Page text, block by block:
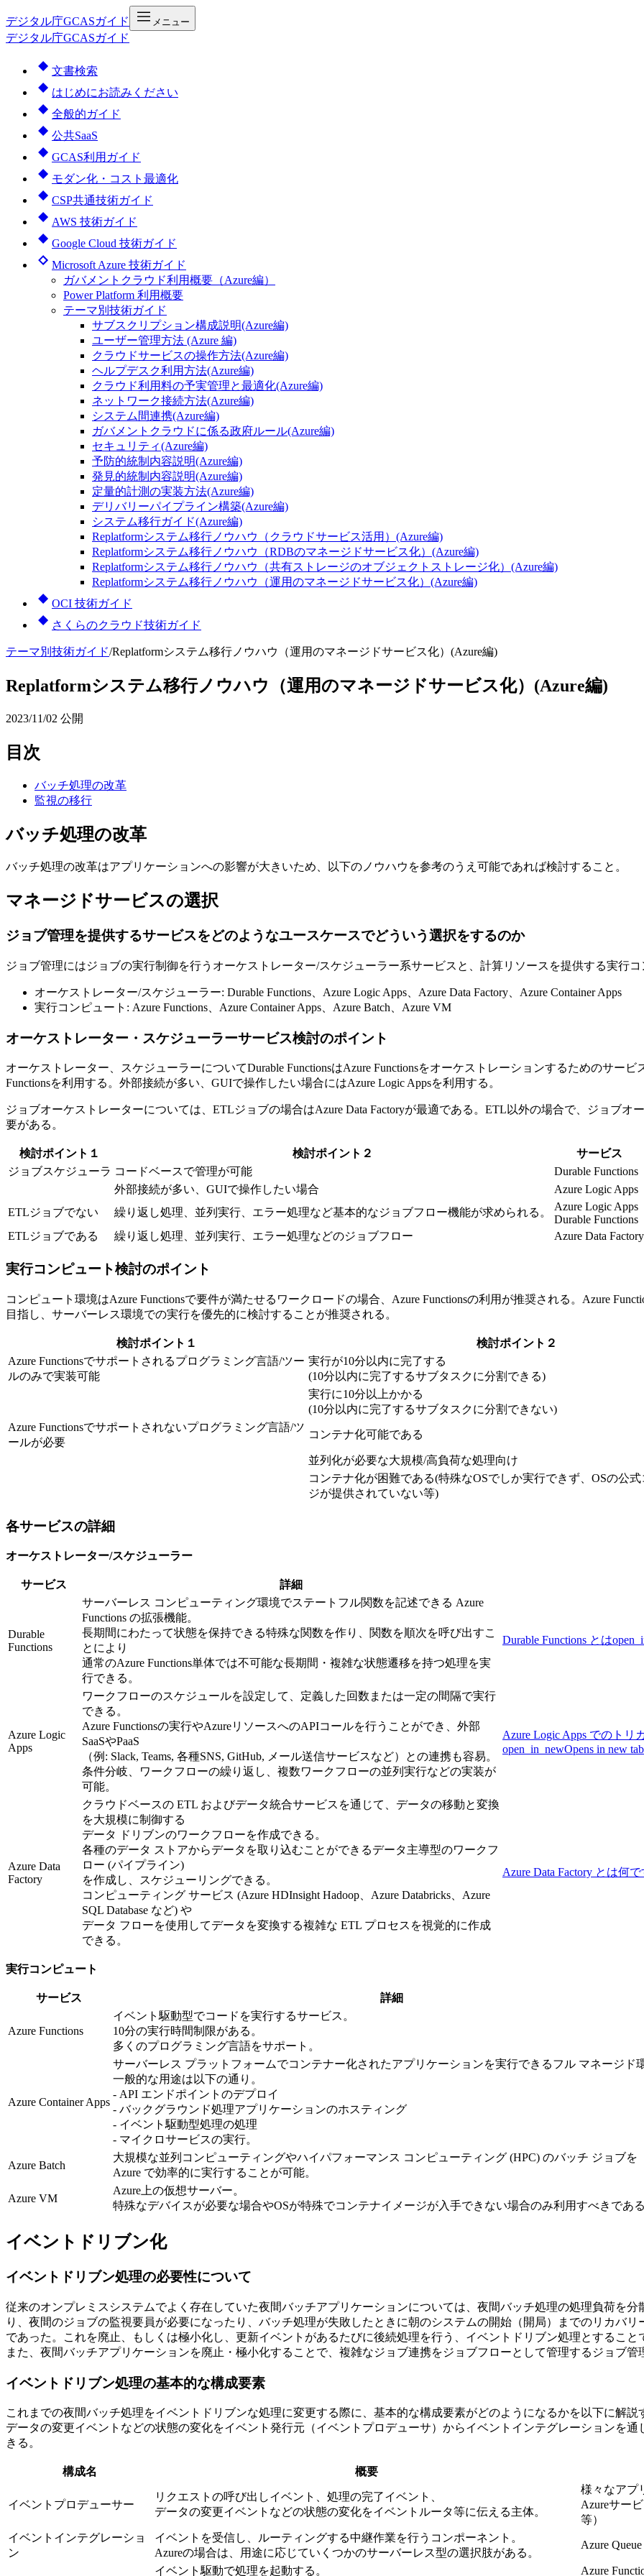
デジタル庁GCASガイド メニュー
デジタル庁GCASガイド
文書検索
はじめにお読みください
全般的ガイド
公共SaaS
GCAS利用ガイド
モダン化・コスト最適化
CSP共通技術ガイド
AWS 技術ガイド
Google Cloud 技術ガイド
Microsoft Azure 技術ガイド
ガバメントクラウド利用概要（Azure編）
Power Platform 利用概要
テーマ別技術ガイド
サブスクリプション構成説明(Azure編)
ユーザー管理方法 (Azure 編)
クラウドサービスの操作方法(Azure編)
ヘルプデスク利用方法(Azure編)
クラウド利用料の予実管理と最適化(Azure編)
ネットワーク接続方法(Azure編)
システム間連携(Azure編)
ガバメントクラウドに係る政府ルール(Azure編)
セキュリティ(Azure編)
予防的統制内容説明(Azure編)
発見的統制内容説明(Azure編)
定量的計測の実装方法(Azure編)
デリバリーパイプライン構築(Azure編)
システム移行ガイド(Azure編)
Replatformシステム移行ノウハウ（クラウドサービス活用）(Azure編)
Replatformシステム移行ノウハウ（RDBのマネージドサービス化）(Azure編)
Replatformシステム移行ノウハウ（共有ストレージのオブジェクトストレージ化）(Azure編)
Replatformシステム移行ノウハウ（運用のマネージドサービス化）(Azure編)
OCI 技術ガイド
さくらのクラウド技術ガイド
テーマ別技術ガイド/Replatformシステム移行ノウハウ（運用のマネージドサービス化）(Azure編)
Replatformシステム移行ノウハウ（運用のマネージドサービス化）(Azure編)
2023/11/02 公開
目次
バッチ処理の改革
監視の移行
バッチ処理の改革
バッチ処理の改革はアプリケーションへの影響が大きいため、以下のノウハウを参考のうえ可能であれば検討すること。
マネージドサービスの選択
ジョブ管理を提供するサービスをどのようなユースケースでどういう選択をするのか
ジョブ管理にはジョブの実行制御を行うオーケストレーター/スケジューラー系サービスと、計算リソースを提供する実行コ
オーケストレーター/スケジューラー: Durable Functions、Azure Logic Apps、Azure Data Factory、Azure Container Apps
実行コンピュート: Azure Functions、Azure Container Apps、Azure Batch、Azure VM
オーケストレーター・スケジューラーサービス検討のポイント
オーケストレーター、スケジューラーについてDurable FunctionsはAzure Functionsをオーケストレーションするためのサー
Functionsを利用する。外部接続が多い、GUIで操作したい場合にはAzure Logic Appsを利用する。
ジョブオーケストレーターについては、ETLジョブの場合はAzure Data Factoryが最適である。ETL以外の場合で、ジョブオ
要がある。
検討ポイント１ 検討ポイント２
サービス
ジョブスケジューラ コードベースで管理が可能
Durable Functions
外部接続が多い、GUIで操作したい場合
Azure Logic Apps
ETLジョブでない
繰り返し処理、並列実行、エラー処理など基本的なジョブフロー機能が求められる。
Azure Logic Apps
Durable Functions
ETLジョブである
繰り返し処理、並列実行、エラー処理などのジョブフロー Azure Data Factory
実行コンピュート検討のポイント
コンピュート環境はAzure Functionsで要件が満たせるワークロードの場合、Azure Functionsの利用が推奨される。Azure
目指し、サーバーレス環境での実行を優先的に検討することが推奨される。
検討ポイント１ 検討ポイント２
Azure Functionsでサポートされるプログラミング言語/ツー
ルのみで実装可能
実行が10分以内に完了する
(10分以内に完了するサブタスクに分割できる)
実行に10分以上かかる
(10分以内に完了するサブタスクに分割できない)
Azure Functionsでサポートされないプログラミング言語/ツ
ールが必要
コンテナ化可能である
並列化が必要な大規模/高負荷な処理向け
コンテナ化が困難である(特殊なOSでしか実行できず、OSの公
ジが提供されていない等)
各サービスの詳細
オーケストレーター/スケジューラー
サービス 詳細
Durable
Functions
サーバーレス コンピューティング環境でステートフル関数を記述できる Azure
Functions の拡張機能。
長期間にわたって状態を保持できる特殊な関数を作り、関数を順次を呼び出すこ
とにより
通常のAzure Functions単体では不可能な長期間・複雑な状態遷移を持つ処理を実
行できる。
Durable Functions とは
Azure Logic
Apps
ワークフローのスケジュールを設定して、定義した回数または一定の間隔で実行
できる。
Azure Functionsの実行やAzureリソースへのAPIコールを行うことができ、外部
SaaSやPaaS
（例: Slack, Teams, 各種SNS, GitHub, メール送信サービスなど）との連携も容易。
条件分岐、ワークフローの繰り返し、複数ワークフローの並列実行などの実装が
可能。
Azure Logic Apps でのト
open_in_newOpens in new tab
Azure Data
Factory
クラウドベースの ETL およびデータ統合サービスを通じて、データの移動と変換
を大規模に制御する
データ ドリブンのワークフローを作成できる。
各種のデータ ストアからデータを取り込むことができるデータ主導型のワークフ
ロー (パイプライン)
を作成し、スケジューリングできる。
コンピューティング サービス (Azure HDInsight Hadoop、Azure Databricks、Azure
SQL Database など) や
データ フローを使用してデータを変換する複雑な ETL プロセスを視覚的に作成
できる。
Azure Data Factory とは何で
実行コンピュート
サービス 詳細
Azure Functions
イベント駆動型でコードを実行するサービス。
10分の実行時間制限がある。
多くのプログラミング言語をサポート。
Azure Container Apps
サーバーレス プラットフォームでコンテナー化されたアプリケーションを実行できるフル マネージド
一般的な用途は以下の通り。
- API エンドポイントのデプロイ
- バックグラウンド処理アプリケーションのホスティング
- イベント駆動型処理の処理
- マイクロサービスの実行。
Azure Batch
大規模な並列コンピューティングやハイパフォーマンス コンピューティング (HPC) のバッチ ジョブを
Azure で効率的に実行することが可能。
Azure VM
Azure上の仮想サーバー。
特殊なデバイスが必要な場合やOSが特殊でコンテナイメージが入手できない場合のみ利用すべきである
イベントドリブン化
イベントドリブン処理の必要性について
従来のオンプレミスシステムでよく存在していた夜間バッチアプリケーションについては、夜間バッチ処理の処理負荷を
り、夜間のジョブの監視要員が必要になったり、バッチ処理が失敗したときに朝のシステムの開始（開局）までのリカバ
であった。これを廃止、もしくは極小化し、更新イベントがあるたびに後続処理を行う、イベントドリブン処理とするこ
また、夜間バッチアプリケーションを廃止・極小化することで、複雑なジョブ連携をジョブフローとして管理するジョブ管
イベントドリブン処理の基本的な構成要素
これまでの夜間バッチ処理をイベントドリブンな処理に変更する際に、基本的な構成要素がどのようになるかを以下に解
データの変更イベントなどの状態の変化をイベント発行元（イベントプロデューサ）からイベントインテグレーションを
きる。
構成名 概要
イベントプロデューサー
リクエストの呼び出しイベント、処理の完了イベント、
データの変更イベントなどの状態の変化をイベントルータ等に伝える主体。
様々なアプ
Azureサー
等）
イベントインテグレーショ
ン
イベントを受信し、ルーティングする中継作業を行うコンポーネント。
Azureの場合は、用途に応じていくつかのサーバーレス型の選択肢がある。
Azure
イベント駆動で処理を起動する。 Azure